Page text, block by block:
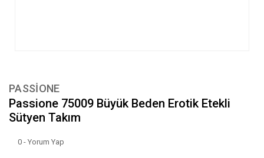
PASSİONE
Passione 75009 Büyük Beden Erotik Etekli
Sütyen Takım
0 - Yorum Yap